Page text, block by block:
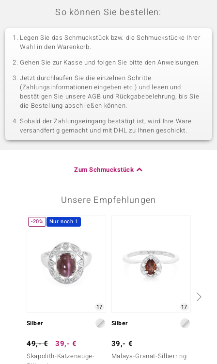
So können Sie bestellen:
Legen Sie das Schmuckstück bzw. die Schmuckstücke Ihrer
Wahl in den Warenkorb.
Gehen Sie zur Kasse und folgen Sie bitte den Anweisungen.
Jetzt durchlaufen Sie die einzelnen Schritte
(Zahlungsinformationen eingeben etc.) und lesen und
bestätigen Sie unsere AGB und Rückgabebelehrung, bis Sie
die Bestellung abschließen können.
Sobald der Zahlungseingang bestätigt ist, wird Ihre Ware
versandfertig gemacht und mit DHL zu Ihnen geschickt.
Zum Schmuckstück
Unsere Empfehlungen
-20% Nur noch 1
17
Silber
49,- € 39,- €
Skapolith-Katzenauge-
17
Silber
39,- €
Malaya-Granat-Silberring